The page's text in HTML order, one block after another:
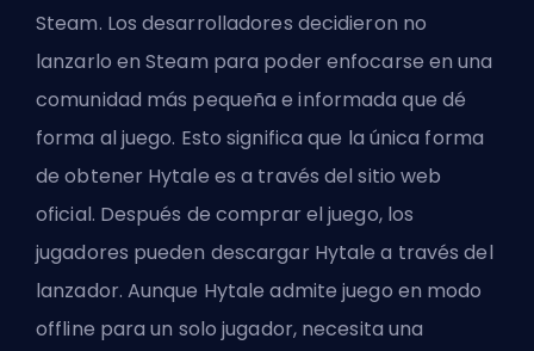
Steam. Los desarrolladores decidieron no
lanzarlo en Steam para poder enfocarse en una
comunidad más pequeña e informada que dé
forma al juego. Esto significa que la única forma
de obtener Hytale es a través del sitio web
oficial. Después de comprar el juego, los
jugadores pueden descargar Hytale a través del
lanzador. Aunque Hytale admite juego en modo
offline para un solo jugador, necesita una